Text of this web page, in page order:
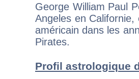
George William Paul
Angeles en
américain dans les
Pirates.
Profil astrologique